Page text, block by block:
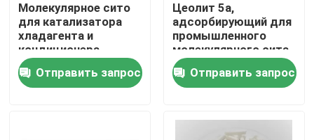
Молекулярное сито
для катализатора
хладагента и
кондиционера
Молекулярное сито
5А Отправить запрос
Цеолит 5а,
адсорбирующий для
промышленного
молекулярного сита
Отправить запрос